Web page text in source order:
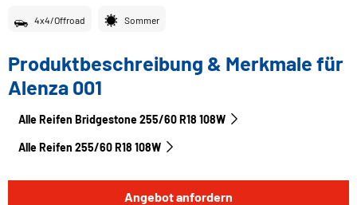
4x4/Offroad Sommer
Produktbeschreibung & Merkmale für
Alenza 001
Alle Reifen Bridgestone 255/60 R18 108W
Alle Reifen‎ 255/60 R18 108W
Angebot anfordern